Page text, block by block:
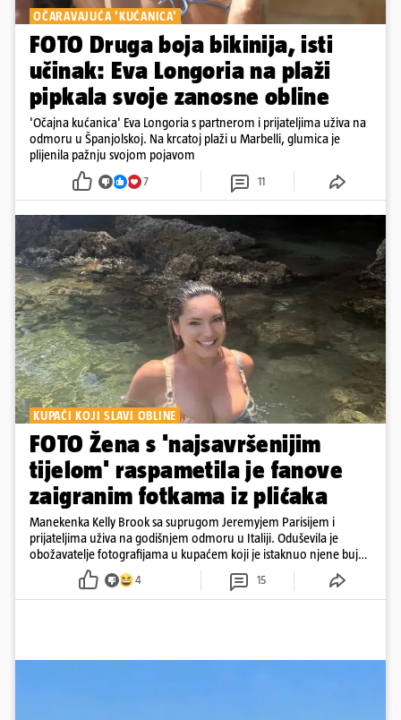
OČARAVAJUĆA 'KUĆANICA'
FOTO Druga boja bikinija, isti
učinak: Eva Longoria na plaži
pipkala svoje zanosne obline
'Očajna kućanica' Eva Longoria s partnerom i prijateljima uživa na
odmoru u Španjolskoj. Na krcatoj plaži u Marbelli, glumica je
plijenila pažnju svojom pojavom
7 11
KUPAĆI KOJI SLAVI OBLINE
FOTO Žena s 'najsavršenijim
tijelom' raspametila je fanove
zaigranim fotkama iz plićaka
Manekenka Kelly Brook sa suprugom Jeremyjem Parisijem i
prijateljima uživa na godišnjem odmoru u Italiji. Oduševila je
obožavatelje fotografijama u kupaćem koji je istaknuo njene bujne
4 15